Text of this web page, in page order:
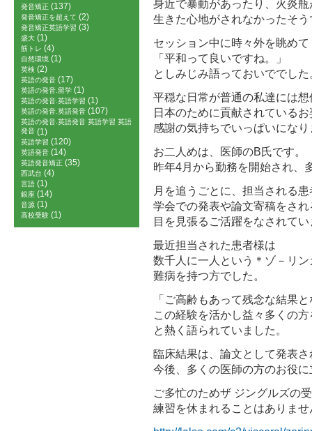
発音矯正 (137)
発音矯正を超えて (2)
発音矯正英語学習 (3)
盛大 (1)
筋トレ (4)
自然環境 (1)
英検 (2)
英語の発音 (17)
英語の発音.留学 (1)
英語の発音.英語学習 (1)
英語の発音.英語発音 (107)
英語の発音.英語発音 英語学習 英語
発音 (1)
英語学習 (120)
英語発音 (14)
英語発音矯正 (35)
西武台 (4)
言語 (1)
銀座 (14)
音源 (1)
高校受験 (1)
身近で暴動があったり、火炎
生きた心地がされなかったそう
セッション中に時々外を眺めて
「平和って良いですね。」
としみじみ語っておいででした
平穏な日常が普通の私達には
日本のために貢献されている
感謝の気持ちでいっぱいにな
お二人めは、医師のB氏です。
昨年4月から勤務を開始され、
月を追うごとに、担当される
学会での発表や論文寄稿をされ
目を見張るご活躍をなされて
最近担当された患者様は
数千人に一人という＊ゾ－リ
難病を持つ方でした。
「ご高齢もあって残念な結果
この経験を活かし益々多くの
と熱く語られていました。
臨床結果は、論文として発表さ
今後、多くの医師の方のお役
ご多忙のためザ ジングルズの
練習を休まれることはありませ